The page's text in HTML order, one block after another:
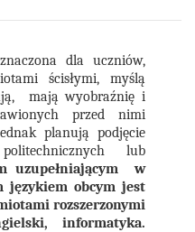
dla uczniów,
ścisłymi, myślą
mają wyobraźnię i
przed nimi
planują podjęcie
lub
uzupełniającym w
językiem obcym jest
rozszerzonymi
informatyka.